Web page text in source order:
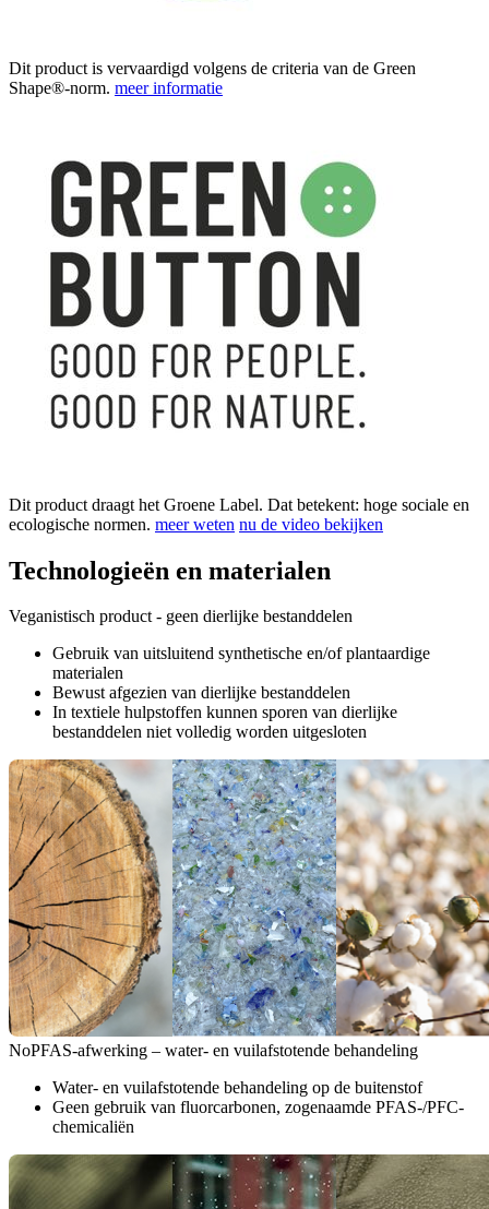
Dit product is vervaardigd volgens de criteria van de Green
Shape®-norm. meer informatie
Dit product draagt het Groene Label. Dat betekent: hoge sociale en
ecologische normen. meer weten nu de video bekijken
Technologieën en materialen
Veganistisch product - geen dierlijke bestanddelen
Gebruik van uitsluitend synthetische en/of plantaardige
materialen
Bewust afgezien van dierlijke bestanddelen
In textiele hulpstoffen kunnen sporen van dierlijke
bestanddelen niet volledig worden uitgesloten
NoPFAS-afwerking – water- en vuilafstotende behandeling
Water- en vuilafstotende behandeling op de buitenstof
Geen gebruik van fluorcarbonen, zogenaamde PFAS-/PFC-
chemicaliën